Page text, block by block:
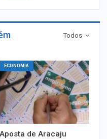
Todos
ECONOMIA
Aposta de Aracaju